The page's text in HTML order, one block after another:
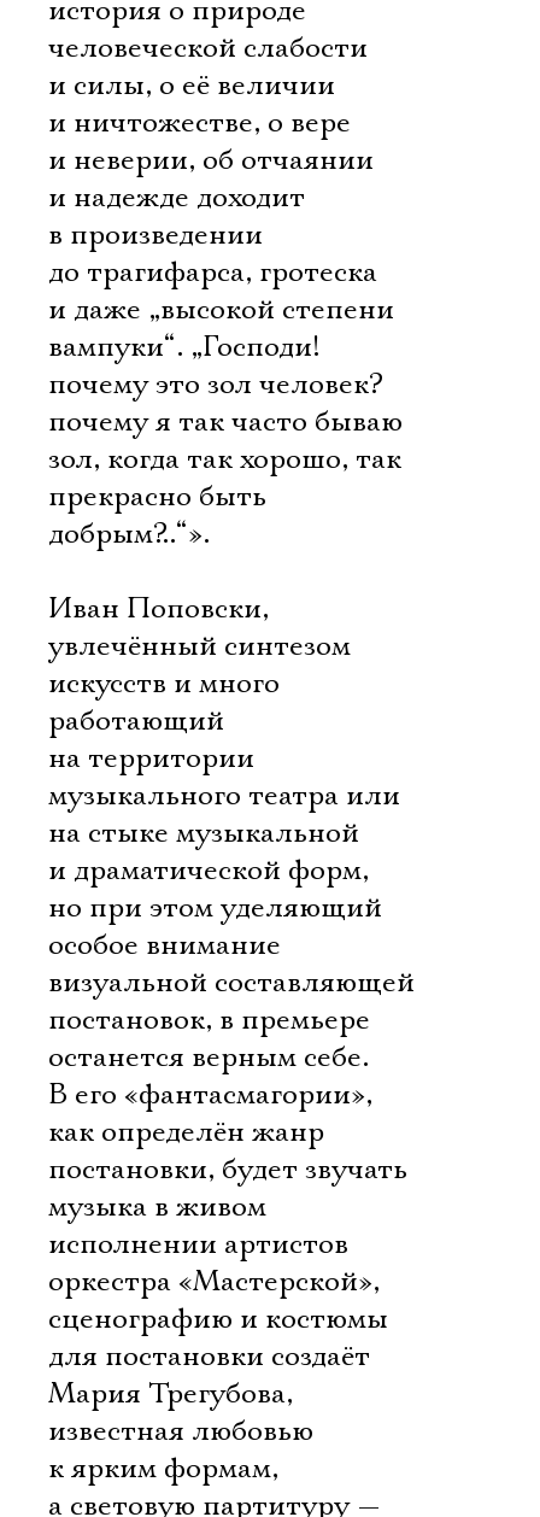
история о природе
человеческой слабости
и силы, о её величии
и ничтожестве, о вере
и неверии, об отчаянии
и надежде доходит
в произведении
до трагифарса, гротеска
и даже „высокой степени
вампуки“. „Господи!
почему это зол человек?
почему я так часто бываю
зол, когда так хорошо, так
прекрасно быть
добрым?..“».
Иван Поповски,
увлечённый синтезом
искусств и много
работающий
на территории
музыкального театра или
на стыке музыкальной
и драматической форм,
но при этом уделяющий
особое внимание
визуальной составляющей
постановок, в премьере
останется верным себе.
В его «фантасмагории»,
как определён жанр
постановки, будет звучать
музыка в живом
исполнении артистов
оркестра «Мастерской»,
сценографию и костюмы
для постановки создаёт
Мария Трегубова,
известная любовью
к ярким формам,
а световую партитуру —